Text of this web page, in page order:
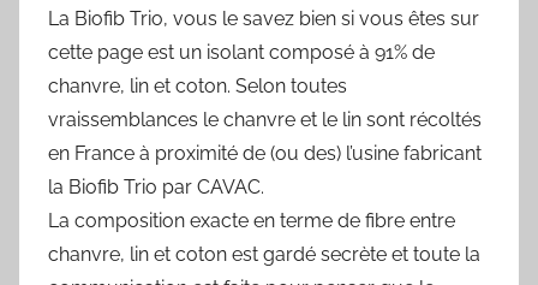
La Biofib Trio, vous le savez bien si vous êtes sur
cette page est un isolant composé à 91% de
chanvre, lin et coton. Selon toutes
vraissemblances le chanvre et le lin sont récoltés
en France à proximité de (ou des) l’usine fabricant
la Biofib Trio par CAVAC.
La composition exacte en terme de fibre entre
chanvre, lin et coton est gardé secrète et toute la